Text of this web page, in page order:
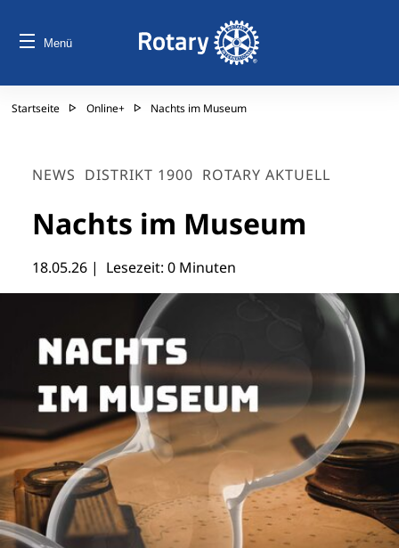
Menü
Startseite Online+ Nachts im Museum
NEWS DISTRIKT 1900 ROTARY AKTUELL
Nachts im Museum
18.05.26 | Lesezeit: 0 Minuten